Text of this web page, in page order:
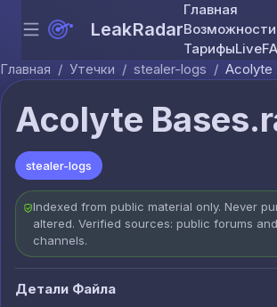
Skip to
Menu LeakRadar
Главная
Возможности
ТарифыLive
Главная / Утечки / stealer-logs / Acolyte
Acolyte
stealer-logs
Indexed from public material only. Never
altered. Verified sources: public forums
channels.
Детали Файла